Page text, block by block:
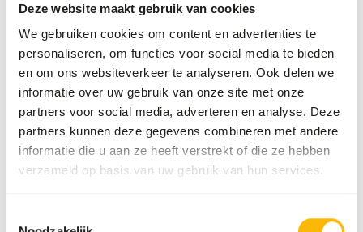
Deze website maakt gebruik van cookies
We gebruiken cookies om content en advertenties te
personaliseren, om functies voor social media te bieden
en om ons websiteverkeer te analyseren. Ook delen we
informatie over uw gebruik van onze site met onze
partners voor social media, adverteren en analyse. Deze
partners kunnen deze gegevens combineren met andere
informatie die u aan ze heeft verstrekt of die ze hebben
verzameld op basis van uw gebruik van hun services.
Over dit product
AKWAVIT Shark is een voedingssupplement speciaal
evenwichtige verhouding. • Bevat een hoog gehalte aan
dieren door de tablet in de voerbak van de vis te doen. •
Zie de datasheet voor meer informatie over de hoeveelheid
per lichaamsgewicht.